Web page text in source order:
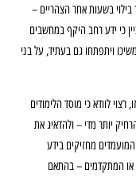
בילוי בשעות אחר הצהריים –
כי ידע רחב היקף במחשבים
ויתפתחו גם בעתיד, על בני
לוודא כי מוסד הלימודים
יותר מדי – ולהדאיג את
מחזיקים בידע
או המתקדמים – בהתאם